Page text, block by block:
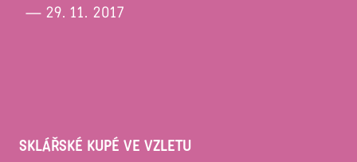
— 29. 11. 2017
SKLÁŘSKÉ KUPÉ VE VZLETU